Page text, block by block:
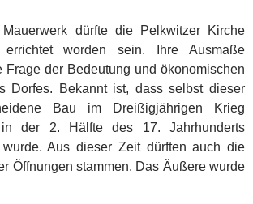
dürfte die Pelkwitzer Kirche
worden sein. Ihre Ausmaße
Frage der Bedeutung und ökonomischen
Dorfes. Bekannt ist, dass selbst dieser
Bau im Dreißigjährigen Krieg
der 2. Hälfte des 17. Jahrhunderts
wurde. Aus dieser Zeit dürften auch die
Öffnungen stammen. Das Äußere wurde